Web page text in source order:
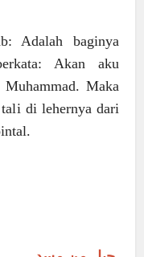
Adalah baginya
Akan aku
Muhammad. Maka
di lehernya dari